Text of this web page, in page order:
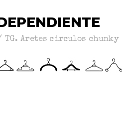
TG. Aretes circulos chunky